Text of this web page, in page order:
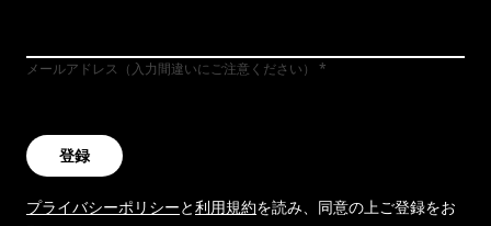
メールアドレス（入力間違いにご注意ください）
登録
プライバシーポリシーと利用規約を読み、同意の上ご登録をお